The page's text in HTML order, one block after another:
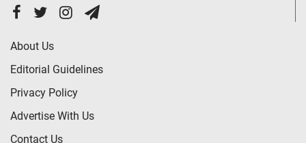
About Us
Editorial Guidelines
Privacy Policy
Advertise With Us
Contact Us